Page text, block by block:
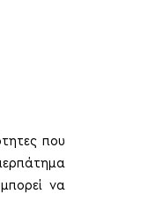
που
να